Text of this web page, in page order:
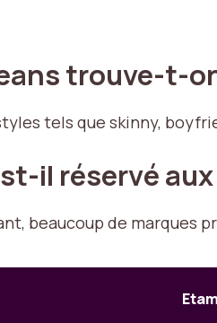
trouve-t-
tels que skinny,
il réservé
beaucoup de